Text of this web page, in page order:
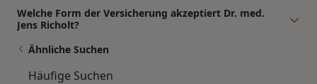
Welche Form der Versicherung akzeptiert Dr. med.
Jens Richolt?
Ähnliche Suchen
Häufige Suchen